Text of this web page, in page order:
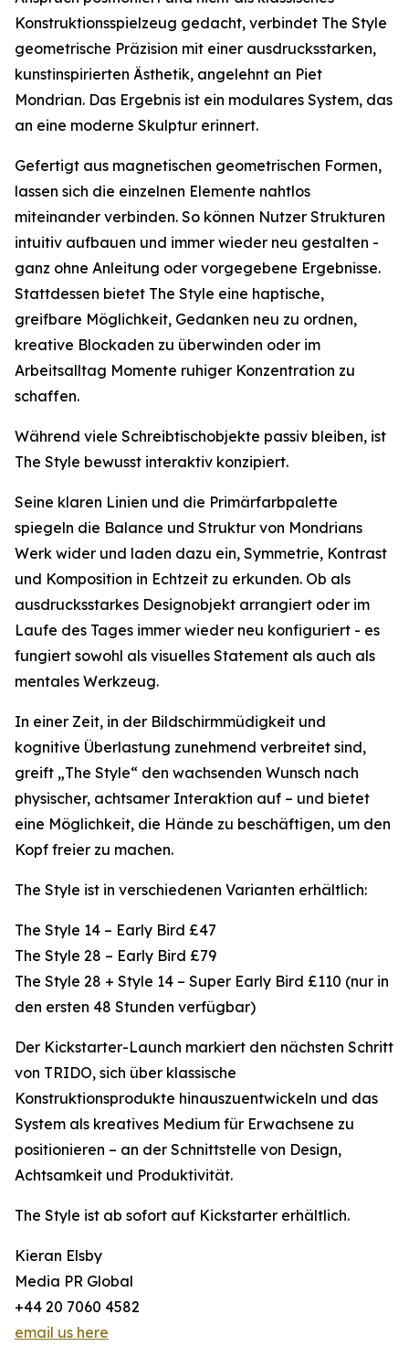
Konstruktionsspielzeug gedacht, verbindet The Style
geometrische Präzision mit einer ausdrucksstarken,
kunstinspirierten Ästhetik, angelehnt an Piet
Mondrian. Das Ergebnis ist ein modulares System, das
an eine moderne Skulptur erinnert.
Gefertigt aus magnetischen geometrischen Formen,
lassen sich die einzelnen Elemente nahtlos
miteinander verbinden. So können Nutzer Strukturen
intuitiv aufbauen und immer wieder neu gestalten -
ganz ohne Anleitung oder vorgegebene Ergebnisse.
Stattdessen bietet The Style eine haptische,
greifbare Möglichkeit, Gedanken neu zu ordnen,
kreative Blockaden zu überwinden oder im
Arbeitsalltag Momente ruhiger Konzentration zu
schaffen.
Während viele Schreibtischobjekte passiv bleiben, ist
The Style bewusst interaktiv konzipiert.
Seine klaren Linien und die Primärfarbpalette
spiegeln die Balance und Struktur von Mondrians
Werk wider und laden dazu ein, Symmetrie, Kontrast
und Komposition in Echtzeit zu erkunden. Ob als
ausdrucksstarkes Designobjekt arrangiert oder im
Laufe des Tages immer wieder neu konfiguriert - es
fungiert sowohl als visuelles Statement als auch als
mentales Werkzeug.
In einer Zeit, in der Bildschirmmüdigkeit und
kognitive Überlastung zunehmend verbreitet sind,
greift „The Style“ den wachsenden Wunsch nach
physischer, achtsamer Interaktion auf – und bietet
eine Möglichkeit, die Hände zu beschäftigen, um den
Kopf freier zu machen.
The Style ist in verschiedenen Varianten erhältlich:
The Style 14 – Early Bird £47
The Style 28 – Early Bird £79
The Style 28 + Style 14 – Super Early Bird £110 (nur in
den ersten 48 Stunden verfügbar)
Der Kickstarter-Launch markiert den nächsten Schritt
von TRIDO, sich über klassische
Konstruktionsprodukte hinauszuentwickeln und das
System als kreatives Medium für Erwachsene zu
positionieren – an der Schnittstelle von Design,
Achtsamkeit und Produktivität.
The Style ist ab sofort auf Kickstarter erhältlich.
Kieran Elsby
Media PR Global
+44 20 7060 4582
email us here